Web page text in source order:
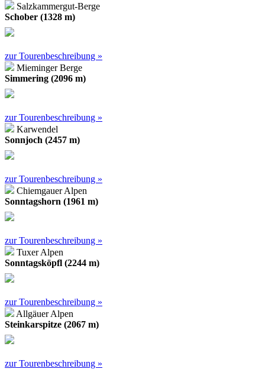
Salzkammergut-Berge
Schober (1328 m)
zur Tourenbeschreibung »
Mieminger Berge
Simmering (2096 m)
zur Tourenbeschreibung »
Karwendel
Sonnjoch (2457 m)
zur Tourenbeschreibung »
Chiemgauer Alpen
Sonntagshorn (1961 m)
zur Tourenbeschreibung »
Tuxer Alpen
Sonntagsköpfl (2244 m)
zur Tourenbeschreibung »
Allgäuer Alpen
Steinkarspitze (2067 m)
zur Tourenbeschreibung »